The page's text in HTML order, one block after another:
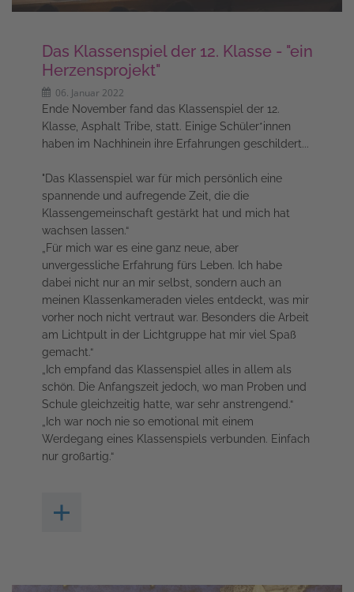
Das Klassenspiel der 12. Klasse - "ein
Herzensprojekt"
06. Januar 2022
Ende November fand das Klassenspiel der 12.
Klasse, Asphalt Tribe, statt. Einige Schüler*innen
haben im Nachhinein ihre Erfahrungen geschildert...
"Das Klassenspiel war für mich persönlich eine
spannende und aufregende Zeit, die die
Klassengemeinschaft gestärkt hat und mich hat
wachsen lassen.“
„Für mich war es eine ganz neue, aber
unvergessliche Erfahrung fürs Leben. Ich habe
dabei nicht nur an mir selbst, sondern auch an
meinen Klassenkameraden vieles entdeckt, was mir
vorher noch nicht vertraut war. Besonders die Arbeit
am Lichtpult in der Lichtgruppe hat mir viel Spaß
gemacht.“
„Ich empfand das Klassenspiel alles in allem als
schön. Die Anfangszeit jedoch, wo man Proben und
Schule gleichzeitig hatte, war sehr anstrengend.“
„Ich war noch nie so emotional mit einem
Werdegang eines Klassenspiels verbunden. Einfach
nur großartig.“